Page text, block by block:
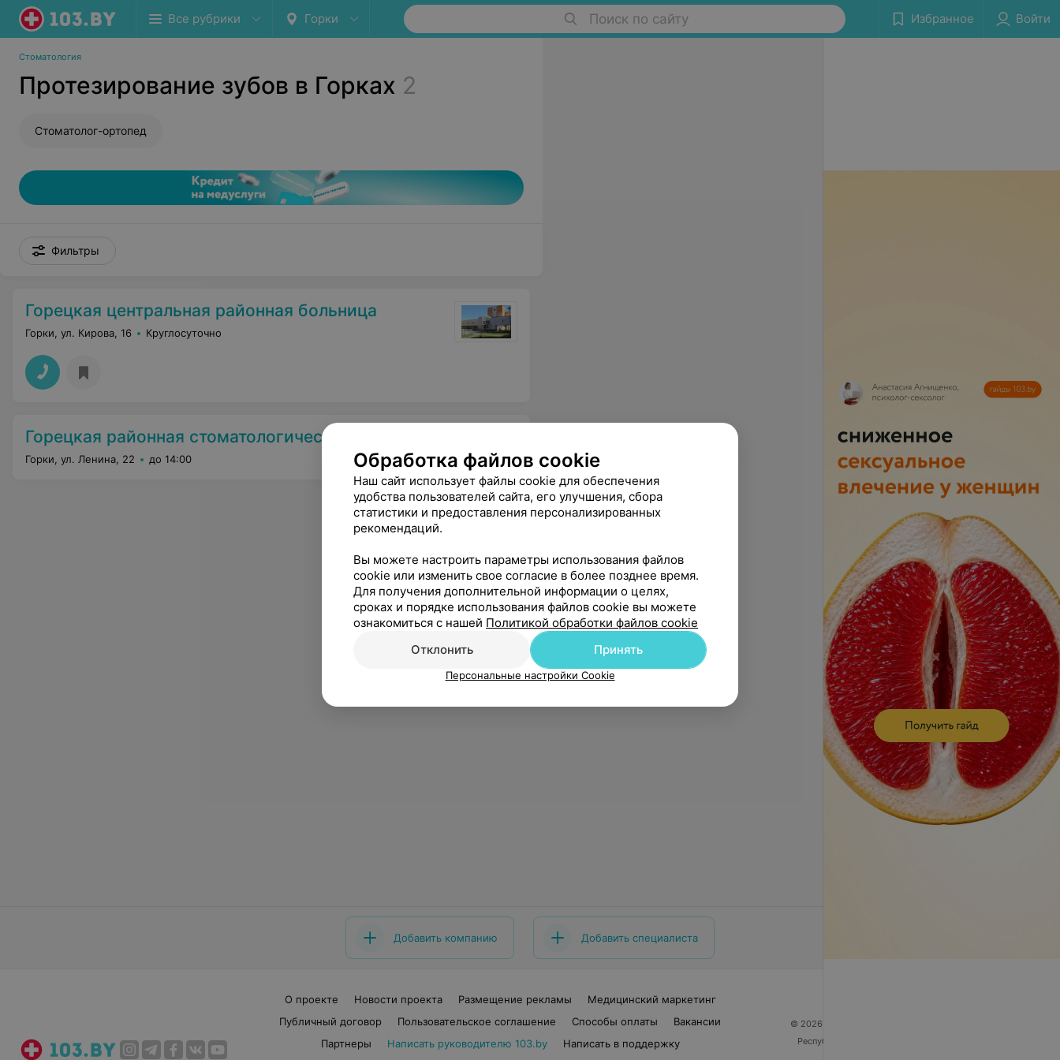
Все рубрики Горки Поиск по сайту Избранное Войти
Стоматология
Протезирование зубов в Горках 2
Стоматолог-ортопед
Фильтры
Горецкая центральная районная больница
Горки, ул. Кирова, 16 Круглосуточно
Горецкая районная стоматологическая поликлиника
Горки, ул. Ленина, 22 до 14:00
Добавить компанию Добавить специалиста
О проекте Новости проекта Размещение рекламы
Медицинский маркетинг
Публичный договор
Пользовательское соглашение Способы оплаты
Вакансии
Партнеры
Написать руководителю 103.by
Написать в поддержку
© 2026 ООО «Артокс Лаб», УНП 191700409
Республика Беларусь, г. Минск, улица Толбухина, 2,
Обработка файлов cookie
Наш сайт использует файлы cookie для обеспечения
удобства пользователей сайта, его улучшения, сбора
статистики и предоставления персонализированных
рекомендаций.
Вы можете настроить параметры использования файлов
cookie или изменить свое согласие в более позднее время.
Для получения дополнительной информации о целях,
сроках и порядке использования файлов cookie вы можете
ознакомиться с нашей Политикой обработки файлов cookie
Отклонить
Принять
Персональные настройки Cookie